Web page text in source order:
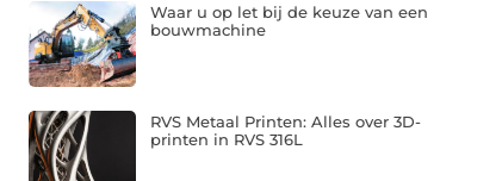
Waar u op let bij de keuze van een
bouwmachine
RVS Metaal Printen: Alles over 3D-
printen in RVS 316L